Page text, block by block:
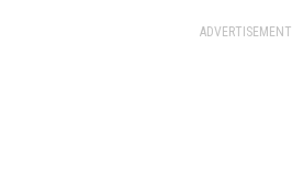
ADVERTISEMENT